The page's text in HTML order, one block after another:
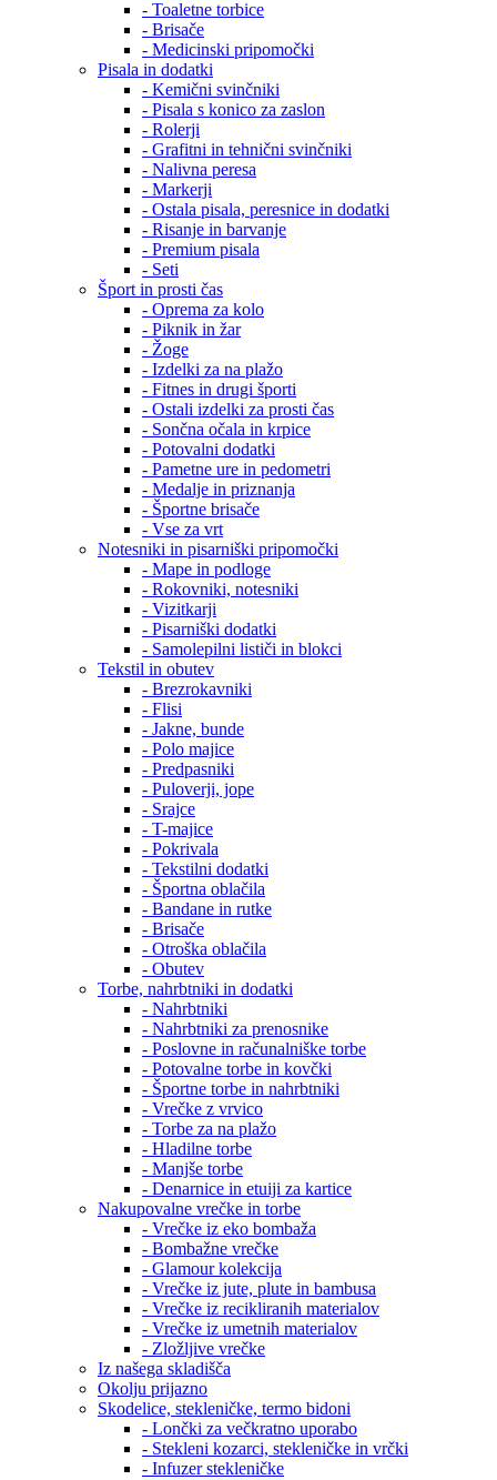
- Toaletne torbice
- Brisače
- Medicinski pripomočki
Pisala in dodatki
- Kemični svinčniki
- Pisala s konico za zaslon
- Rolerji
- Grafitni in tehnični svinčniki
- Nalivna peresa
- Markerji
- Ostala pisala, peresnice in dodatki
- Risanje in barvanje
- Premium pisala
- Seti
Šport in prosti čas
- Oprema za kolo
- Piknik in žar
- Žoge
- Izdelki za na plažo
- Fitnes in drugi športi
- Ostali izdelki za prosti čas
- Sončna očala in krpice
- Potovalni dodatki
- Pametne ure in pedometri
- Medalje in priznanja
- Športne brisače
- Vse za vrt
Notesniki in pisarniški pripomočki
- Mape in podloge
- Rokovniki, notesniki
- Vizitkarji
- Pisarniški dodatki
- Samolepilni lističi in blokci
Tekstil in obutev
- Brezrokavniki
- Flisi
- Jakne, bunde
- Polo majice
- Predpasniki
- Puloverji, jope
- Srajce
- T-majice
- Pokrivala
- Tekstilni dodatki
- Športna oblačila
- Bandane in rutke
- Brisače
- Otroška oblačila
- Obutev
Torbe, nahrbtniki in dodatki
- Nahrbtniki
- Nahrbtniki za prenosnike
- Poslovne in računalniške torbe
- Potovalne torbe in kovčki
- Športne torbe in nahrbtniki
- Vrečke z vrvico
- Torbe za na plažo
- Hladilne torbe
- Manjše torbe
- Denarnice in etuiji za kartice
Nakupovalne vrečke in torbe
- Vrečke iz eko bombaža
- Bombažne vrečke
- Glamour kolekcija
- Vrečke iz jute, plute in bambusa
- Vrečke iz recikliranih materialov
- Vrečke iz umetnih materialov
- Zložljive vrečke
Iz našega skladišča
Okolju prijazno
Skodelice, stekleničke, termo bidoni
- Lončki za večkratno uporabo
- Stekleni kozarci, stekleničke in vrčki
- Infuzer stekleničke